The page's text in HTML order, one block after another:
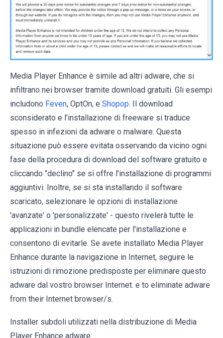
Media Player Enhance è simile ad altri adware, che si
infiltrano nei browser tramite download gratuiti. Gli esempi
includono Feven, OptOn, e Shopop. Il download
sconsiderato e l'installazione di freeware si traduce
spesso in infezioni da adware o malware. Questa
situazione può essere evitata osservando da vicino ogni
fase della procedura di download del software gratuito e
cliccando "declino" se si offre l'installazione di programmi
aggiuntivi. Inoltre, se si sta installando il software
scaricato, selezionare le opzioni di installazione
'avanzate' o 'personalizzate' - questo rivelerà tutte le
applicazioni in bundle elencate per l'installazione e
consentono di evitarle. Se avete installato Media Player
Enhance durante la navigazione in Internet, seguire le
istruzioni di rimozione predisposte per eliminare questo
adware dal vostro browser Internet. e to eliminate adware
from their Internet browser/s.
Installer subdoli utilizzati nella distribuzione di Media
Player Enhance adware: